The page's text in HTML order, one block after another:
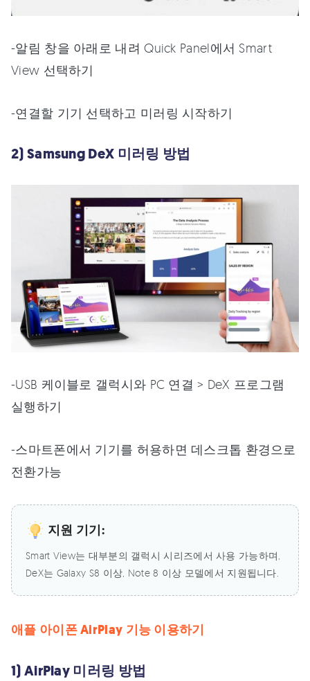
-알림 창을 아래로 내려 Quick Panel에서 Smart
View 선택하기
-연결할 기기 선택하고 미러링 시작하기
2) Samsung DeX 미러링 방법
-USB 케이블로 갤럭시와 PC 연결 > DeX 프로그램
실행하기
-스마트폰에서 기기를 허용하면 데스크톱 환경으로
전환가능
지원 기기:
Smart View는 대부분의 갤럭시 시리즈에서 사용 가능하며,
DeX는 Galaxy S8 이상, Note 8 이상 모델에서 지원됩니다.
애플 아이폰 AirPlay 기능 이용하기
1) AirPlay 미러링 방법